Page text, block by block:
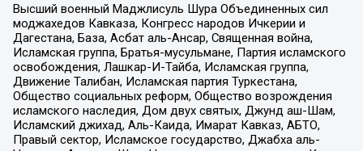
Высший военный Маджлисуль Шура Объединенных сил
моджахедов Кавказа, Конгресс народов Ичкерии и
Дагестана, База, Асбат аль-Ансар, Священная война,
Исламская группа, Братья-мусульмане, Партия исламского
освобождения, Лашкар-И-Тайба, Исламская группа,
Движение Талибан, Исламская партия Туркестана,
Общество социальных реформ, Общество возрождения
исламского наследия, Дом двух святых, Джунд аш-Шам,
Исламский джихад, Аль-Каида, Имарат Кавказ, АБТО,
Правый сектор, Исламское государство, Джабха аль-